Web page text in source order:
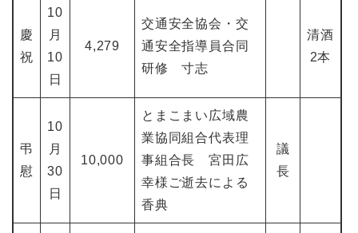
慶
祝
10
月
10
日
4,279
交通安全協会・交
通安全指導員合同
研修 寸志
清酒
2本
弔
慰
10
月
30
日
10,000
とまこまい広域農
業協同組合代表理
事組合長 宮田広
幸様ご逝去による
香典
議
長